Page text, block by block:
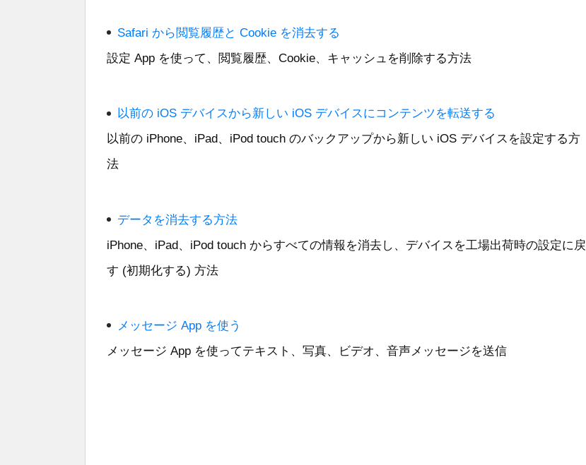
Safari から閲覧履歴と Cookie を消去する
設定 App を使って、閲覧履歴、Cookie、キャッシュを削除する方法
以前の iOS デバイスから新しい iOS デバイスにコンテンツを転送する
以前の iPhone、iPad、iPod touch のバックアップから新しい iOS デバイスを設定する方
法
データを消去する方法
iPhone、iPad、iPod touch からすべての情報を消去し、デバイスを工場出荷時の設定に戻
す (初期化する) 方法
メッセージ App を使う
メッセージ App を使ってテキスト、写真、ビデオ、音声メッセージを送信